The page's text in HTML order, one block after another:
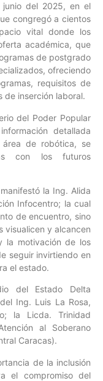
del 2025, en el
congregó a cientos
vital donde los
académica, que
de postgrado
ofreciendo
requisitos de
de inserción laboral.
del Poder Popular
detallada
de robótica, se
con los futuros
la Ing. Alida
Infocentro; la cual
de encuentro, sino
visualicen y alcancen
la motivación de los
seguir invirtiendo en
el estado.
del Estado Delta
Ing. Luis La Rosa,
la Licda. Trinidad
al Soberano
Caracas).
de la inclusión
el compromiso del